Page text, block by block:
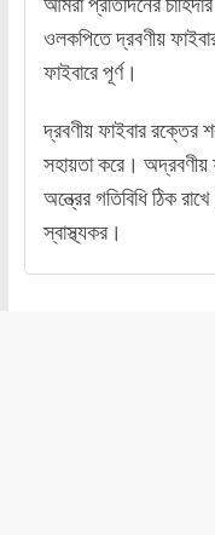
ওলকপিতে দ্রবণীয়
ফাইবারে পূর্ণ।
দ্রবণীয় ফাইবার রক্তের
সহায়তা করে। অদ্রবণীয়
অন্ত্রের গতিবিধি ঠিক
স্বাস্থ্যকর।